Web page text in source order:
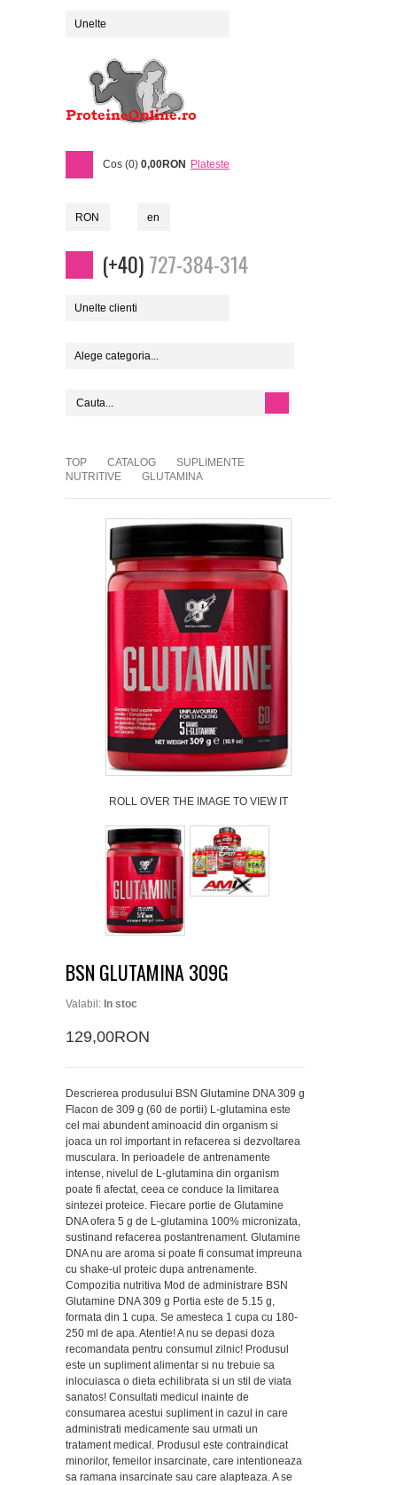
Unelte
Cos (0) 0,00RON Plateste
RON en
(+40)727-384-314
Unelte clienti
Alege categoria...
TOP CATALOG
SUPLIMENTE
NUTRITIVE
GLUTAMINA
ROLL OVER THE IMAGE TO VIEW IT
BSN GLUTAMINA 309G
Valabil: In stoc
129,00RON
Descrierea produsului BSN Glutamine DNA 309 g
Flacon de 309 g (60 de portii) L-glutamina este
cel mai abundent aminoacid din organism si
joaca un rol important in refacerea si dezvoltarea
musculara. In perioadele de antrenamente
intense, nivelul de L-glutamina din organism
poate fi afectat, ceea ce conduce la limitarea
sintezei proteice. Fiecare portie de Glutamine
DNA ofera 5 g de L-glutamina 100% micronizata,
sustinand refacerea postantrenament. Glutamine
DNA nu are aroma si poate fi consumat impreuna
cu shake-ul proteic dupa antrenamente.
Compozitia nutritiva Mod de administrare BSN
Glutamine DNA 309 g Portia este de 5.15 g,
formata din 1 cupa. Se amesteca 1 cupa cu 180-
250 ml de apa. Atentie! A nu se depasi doza
recomandata pentru consumul zilnic! Produsul
este un supliment alimentar si nu trebuie sa
inlocuiasca o dieta echilibrata si un stil de viata
sanatos! Consultati medicul inainte de
consumarea acestui supliment in cazul in care
administrati medicamente sau urmati un
tratament medical. Produsul este contraindicat
minorilor, femeilor insarcinate, care intentioneaza
sa ramana insarcinate sau care alapteaza. A se